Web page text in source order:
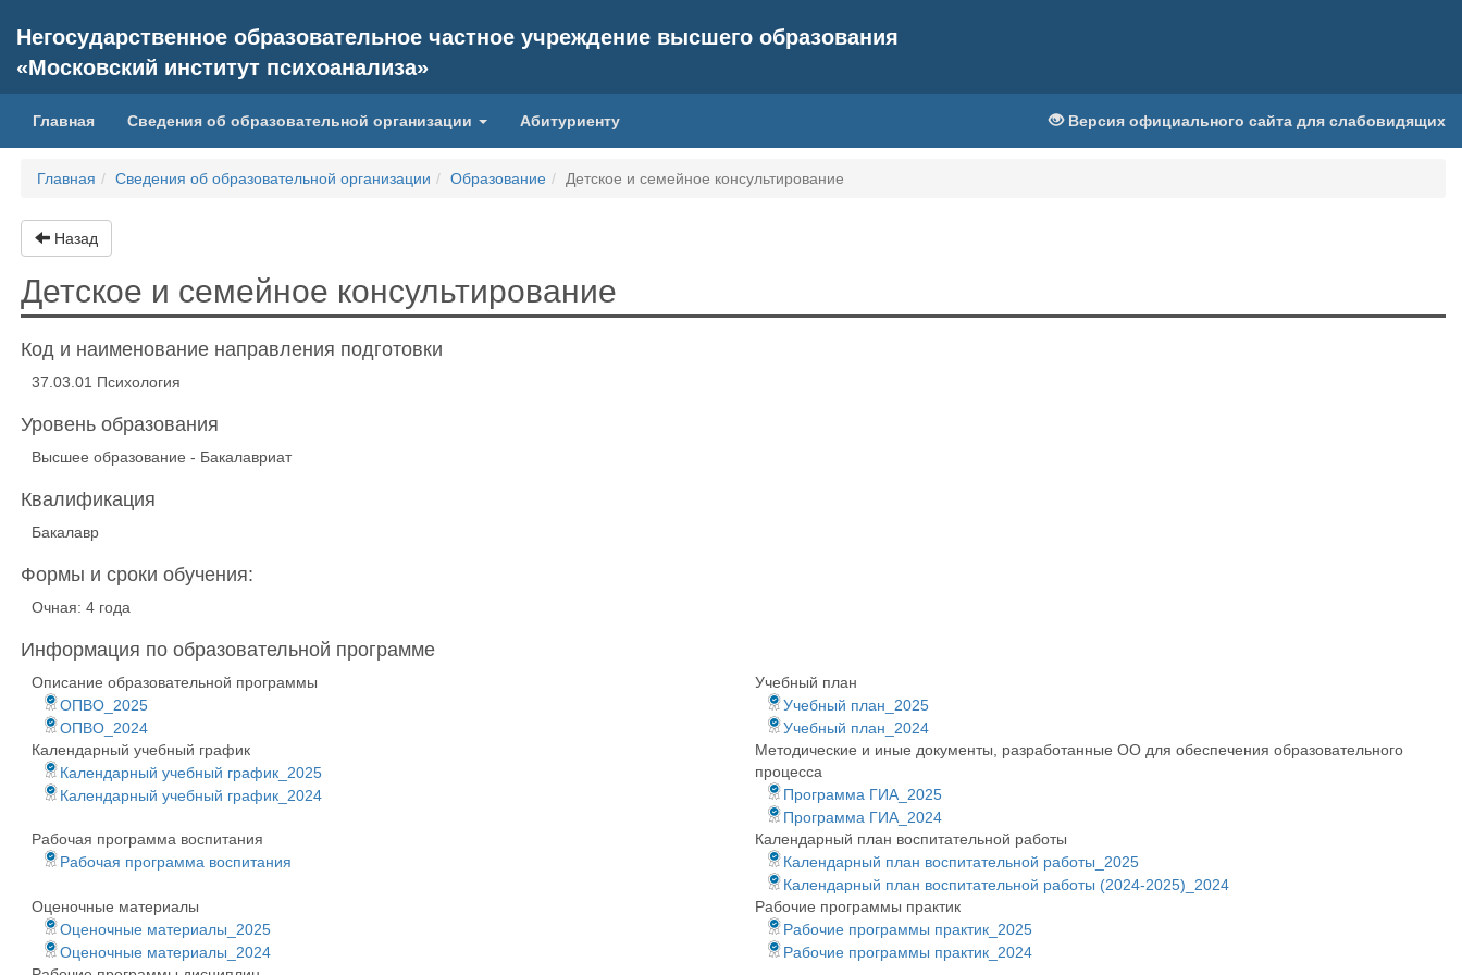
Негосударственное образовательное частное учреждение высшего образования
«Московский институт психоанализа»
Главная(current)Сведения об образовательной организации Абитуриенту Версия официального сайта для слабовидящих
Главная Сведения об образовательной организации Образование Детское и семейное консультирование
Назад
Детское и семейное консультирование
Код и наименование направления подготовки
37.03.01 Психология
Уровень образования
Высшее образование - Бакалавриат
Квалификация
Бакалавр
Формы и сроки обучения:
Очная: 4 года
Информация по образовательной программе
Описание образовательной программы
ОПВО_2025
ОПВО_2024
Учебный план
Учебный план_2025
Учебный план_2024
Календарный учебный график
Календарный учебный график_2025
Календарный учебный график_2024
Методические и иные документы, разработанные ОО для обеспечения образовательного
процесса
Программа ГИА_2025
Программа ГИА_2024
Рабочая программа воспитания
Рабочая программа воспитания
Календарный план воспитательной работы
Календарный план воспитательной работы_2025
Календарный план воспитательной работы (2024-2025)_2024
Оценочные материалы
Оценочные материалы_2025
Оценочные материалы_2024
Рабочие программы практик
Рабочие программы практик_2025
Рабочие программы практик_2024